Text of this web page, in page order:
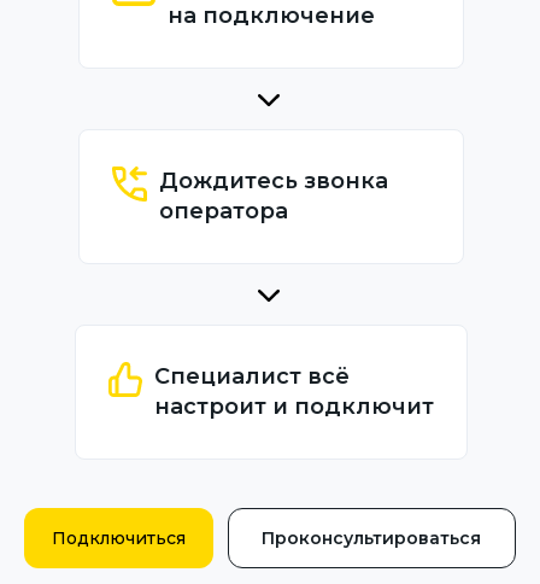
на подключение
Дождитесь звонка
оператора
Специалист всё
настроит и подключит
Подключиться Проконсультироваться